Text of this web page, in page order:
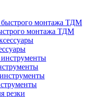
монтажа ТДМ